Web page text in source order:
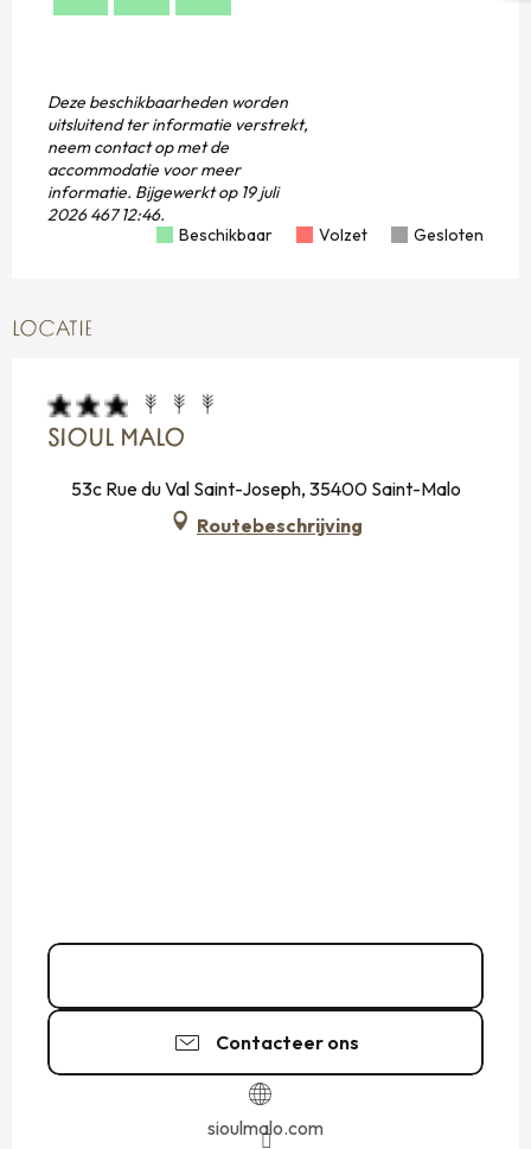
Deze beschikbaarheden worden
uitsluitend ter informatie verstrekt,
neem contact op met de
accommodatie voor meer
informatie. Bijgewerkt op19 juli
2026 467 12:46.
Beschikbaar
Volzet Gesloten
LOCATIE
SIOUL MALO
53c Rue du Val Saint-Joseph, 35400 Saint-Malo
Routebeschrijving
Contacteer ons
sioulmalo.com